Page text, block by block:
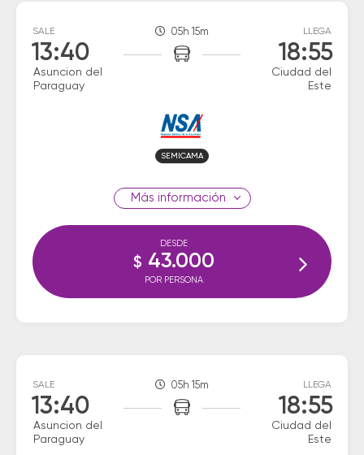
SALE
13:40
Asuncion del
Paraguay
05h 15m LLEGA
18:55
Ciudad del
Este
SEMICAMA
información
DESDE
$ 43.000
POR PERSONA
SALE
13:40
Asuncion del
Paraguay
05h 15m LLEGA
18:55
Ciudad del
Este